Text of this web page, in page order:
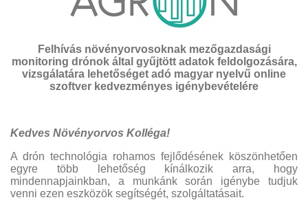
Felhívás növényorvosoknak mezőgazdasági
monitoring drónok által gyűjtött adatok feldolgozására,
vizsgálatára lehetőséget adó magyar nyelvű online
szoftver kedvezményes igénybevételére
Kedves Növényorvos Kolléga!
A drón technológia rohamos fejlődésének köszönhetően
egyre több lehetőség kínálkozik arra, hogy
mindennapjainkban, a munkánk során igénybe tudjuk
venni ezen eszközök segítségét, szolgáltatásait.